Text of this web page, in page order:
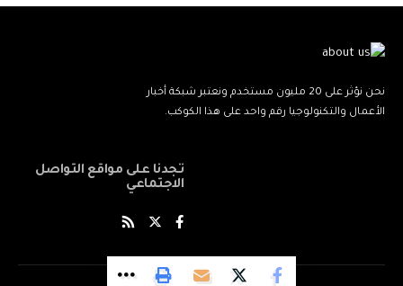
نحن نؤثر على 20 مليون مستخدم ونعتبر شبكة أخبار
الأعمال والتكنولوجيا رقم واحد على هذا الكوكب.
تجدنا على مواقع التواصل
الاجتماعي